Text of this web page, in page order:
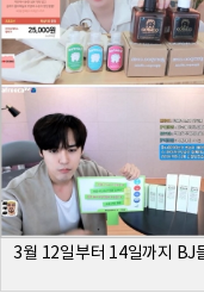
3월 12일부터 14일까지 BJ